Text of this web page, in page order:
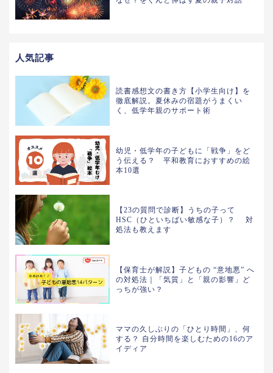
人気記事
読書感想文の書き方【小学生向け】を
徹底解説。夏休みの宿題がうまくい
く、低学年親のサポート術
幼児・低学年の子どもに「戦争」をど
う伝える？ 平和教育におすすめの絵
本10選
【23の質問で診断】うちの子って
HSC（ひといちばい敏感な子）？ 対
処法も教えます
【保育士が解説】子どもの “意地悪” へ
の対処法｜「気質」と「親の影響」ど
っちが強い？
ママの久しぶりの「ひとり時間」、何
する？ 自分時間を楽しむための16のア
イディア